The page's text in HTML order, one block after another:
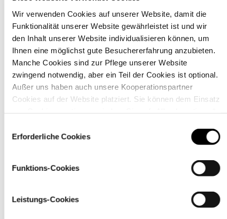
Wir verwenden Cookies auf unserer Website, damit die
Funktionalität unserer Website gewährleistet ist und wir
den Inhalt unserer Website individualisieren können, um
Ihnen eine möglichst gute Besuchererfahrung anzubieten.
Manche Cookies sind zur Pflege unserer Website
zwingend notwendig, aber ein Teil der Cookies ist optional.
Außer uns haben auch unsere Kooperationspartner
Cookies auf der Website platziert. Sie können dem Einsatz
über den Link „Cookie-Einstellungen
Erforderliche Cookies
Funktions-Cookies
Leistungs-Cookies
Material
Pflegehinweise